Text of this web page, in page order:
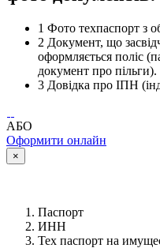
1 Фото техпаспорт з
2 Документ, що
оформляється поліс
документ про пільги).
3 Довідка про ІПН
АБО
Оформити онлайн
×
Паспорт
ИНН
Тех паспорт на